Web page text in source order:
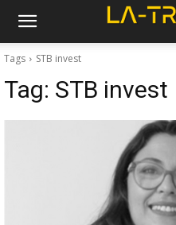
Tags STB invest
Tag: STB invest